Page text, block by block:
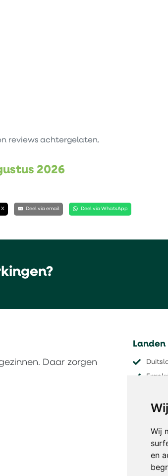
Wij
en
reviews achtergelaten.
2026
X Deel via email Deel via WhatsApp
Daar zorgen
Landen